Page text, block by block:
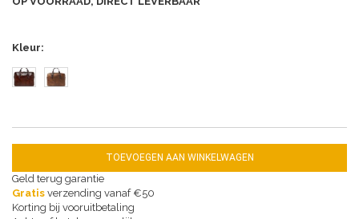
Kleur
TOEVOEGEN AAN WINKELWAGEN
Geld terug garantie
Gratis verzending vanaf €50
Korting bij vooruitbetaling